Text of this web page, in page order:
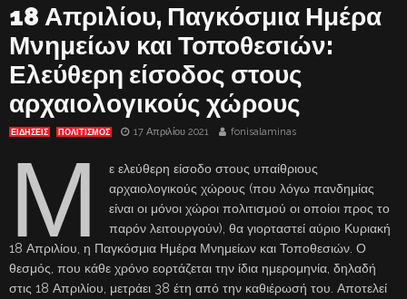
18 Απριλίου, Παγκόσμια Ημέρα
Μνημείων και Τοποθεσιών:
Ελεύθερη είσοδος στους
αρχαιολογικούς χώρους
ΕΙΔΗΣΕΙΣ ΠΟΛΙΤΙΣΜΟΣ 17 Απριλίου 2021 fonisalaminas
Μ
ε ελεύθερη είσοδο στους υπαίθριους
αρχαιολογικούς χώρους (που λόγω πανδημίας
είναι οι μόνοι χώροι πολιτισμού οι οποίοι προς το
παρόν λειτουργούν), θα γιορταστεί αύριο Κυριακή
18 Απριλίου, η Παγκόσμια Ημέρα Μνημείων και Τοποθεσιών. Ο
θεσμός, που κάθε χρόνο εορτάζεται την ίδια ημερομηνία, δηλαδή
στις 18 Απριλίου, μετράει 38 έτη από την καθιέρωσή του. Αποτελεί